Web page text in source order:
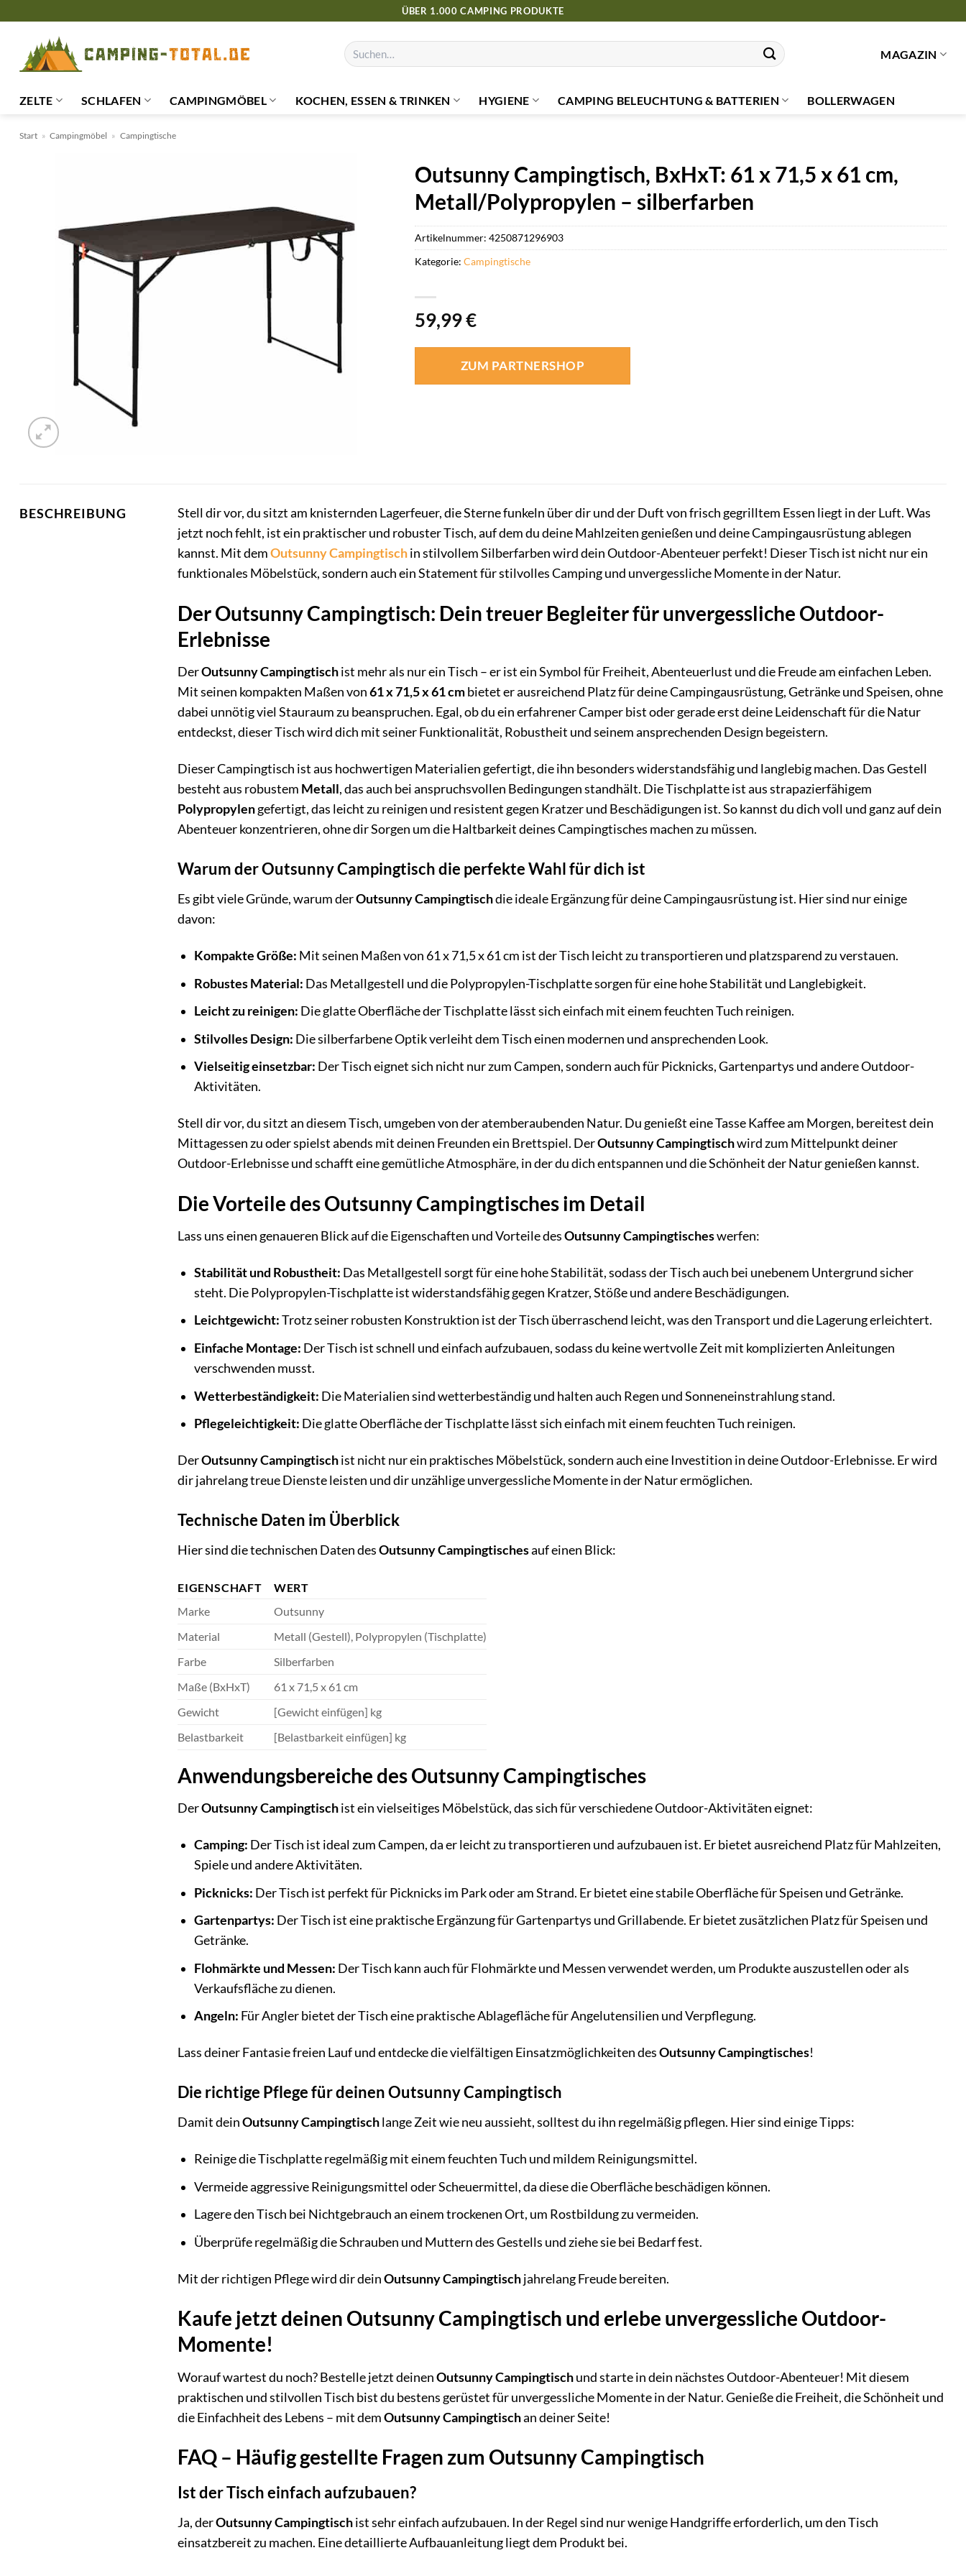
springen
ÜBER 1.000 CAMPING PRODUKTE
Suchen
nach:
MAGAZIN
ZELTE SCHLAFEN CAMPINGMÖBEL KOCHEN, ESSEN & TRINKEN HYGIENE CAMPING BELEUCHTUNG & BATTERIEN BOLLERWAGEN
Start » Campingmöbel » Campingtische
Outsunny Campingtisch, BxHxT: 61 x 71,5 x 61 cm,
Metall/Polypropylen – silberfarben
59,99€
ZUM PARTNERSHOP
Artikelnummer: 4250871296903
Kategorie: Campingtische
BESCHREIBUNG
Stell dir vor, du sitzt am knisternden Lagerfeuer, die Sterne funkeln über dir und der Duft von frisch gegrilltem Essen liegt in der Luft. Was
jetzt noch fehlt, ist ein praktischer und robuster Tisch, auf dem du deine Mahlzeiten genießen und deine Campingausrüstung ablegen
kannst. Mit demOutsunnyCampingtischin stilvollem Silberfarben wird dein Outdoor-Abenteuer perfekt! Dieser Tisch ist nicht nur ein
funktionales Möbelstück, sondern auch ein Statement für stilvolles Camping und unvergessliche Momente in der Natur.
Der Outsunny Campingtisch: Dein treuer Begleiter für unvergessliche Outdoor-
Erlebnisse
DerOutsunny Campingtischist mehr als nur ein Tisch – er ist ein Symbol für Freiheit, Abenteuerlust und die Freude am einfachen Leben.
Mit seinen kompakten Maßen von61 x 71,5 x 61 cmbietet er ausreichend Platz für deine Campingausrüstung, Getränke und Speisen, ohne
dabei unnötig viel Stauraum zu beanspruchen. Egal, ob du ein erfahrener Camper bist oder gerade erst deine Leidenschaft für die Natur
entdeckst, dieser Tisch wird dich mit seiner Funktionalität, Robustheit und seinem ansprechenden Design begeistern.
Dieser Campingtisch ist aus hochwertigen Materialien gefertigt, die ihn besonders widerstandsfähig und langlebig machen. Das Gestell
besteht aus robustem Metall, das auch bei anspruchsvollen Bedingungen standhält. Die Tischplatte ist aus strapazierfähigem
Polypropylengefertigt, das leicht zu reinigen und resistent gegen Kratzer und Beschädigungen ist. So kannst du dich voll und ganz auf dein
Abenteuer konzentrieren, ohne dir Sorgen um die Haltbarkeit deines Campingtisches machen zu müssen.
Warum der Outsunny Campingtisch die perfekte Wahl für dich ist
Es gibt viele Gründe, warum derOutsunny Campingtischdie ideale Ergänzung für deine Campingausrüstung ist. Hier sind nur einige
davon:
Kompakte Größe: Mit seinen Maßen von 61 x 71,5 x 61 cm ist der Tisch leicht zu transportieren und platzsparend zu verstauen.
Robustes Material: Das Metallgestell und die Polypropylen-Tischplatte sorgen für eine hohe Stabilität und Langlebigkeit.
Leicht zu reinigen: Die glatte Oberfläche der Tischplatte lässt sich einfach mit einem feuchten Tuch reinigen.
Stilvolles Design: Die silberfarbene Optik verleiht dem Tisch einen modernen und ansprechenden Look.
Vielseitig einsetzbar: Der Tisch eignet sich nicht nur zum Campen, sondern auch für Picknicks, Gartenpartys und andere Outdoor-
Aktivitäten.
Stell dir vor, du sitzt an diesem Tisch, umgeben von der atemberaubenden Natur. Du genießt eine Tasse Kaffee am Morgen, bereitest dein
Mittagessen zu oder spielst abends mit deinen Freunden ein Brettspiel. DerOutsunny Campingtischwird zum Mittelpunkt deiner
Outdoor-Erlebnisse und schafft eine gemütliche Atmosphäre, in der du dich entspannen und die Schönheit der Natur genießen kannst.
Die Vorteile des Outsunny Campingtisches im Detail
Lass uns einen genaueren Blick auf die Eigenschaften und Vorteile desOutsunny Campingtischeswerfen:
Stabilität und Robustheit: Das Metallgestell sorgt für eine hohe Stabilität, sodass der Tisch auch bei unebenem Untergrund sicher
steht. Die Polypropylen-Tischplatte ist widerstandsfähig gegen Kratzer, Stöße und andere Beschädigungen.
Leichtgewicht:Trotz seiner robusten Konstruktion ist der Tisch überraschend leicht, was den Transport und die Lagerung erleichtert.
Einfache Montage: Der Tisch ist schnell und einfach aufzubauen, sodass du keine wertvolle Zeit mit komplizierten Anleitungen
verschwenden musst.
Wetterbeständigkeit: Die Materialien sind wetterbeständig und halten auch Regen und Sonneneinstrahlung stand.
Pflegeleichtigkeit: Die glatte Oberfläche der Tischplatte lässt sich einfach mit einem feuchten Tuch reinigen.
DerOutsunny Campingtischist nicht nur ein praktisches Möbelstück, sondern auch eine Investition in deine Outdoor-Erlebnisse. Er wird
dir jahrelang treue Dienste leisten und dir unzählige unvergessliche Momente in der Natur ermöglichen.
Technische Daten im Überblick
Hier sind die technischen Daten desOutsunny Campingtischesauf einen Blick:
EIGENSCHAFT
WERT
Marke
Outsunny
Material
Metall (Gestell), Polypropylen (Tischplatte)
Farbe
Silberfarben
Maße (BxHxT)
61 x 71,5 x 61 cm
Gewicht
[Gewicht einfügen] kg
Belastbarkeit
[Belastbarkeit einfügen] kg
Anwendungsbereiche des Outsunny Campingtisches
DerOutsunny Campingtischist ein vielseitiges Möbelstück, das sich für verschiedene Outdoor-Aktivitäten eignet:
Camping: Der Tisch ist ideal zum Campen, da er leicht zu transportieren und aufzubauen ist. Er bietet ausreichend Platz für Mahlzeiten,
Spiele und andere Aktivitäten.
Picknicks: Der Tisch ist perfekt für Picknicks im Park oder am Strand. Er bietet eine stabile Oberfläche für Speisen und Getränke.
Gartenpartys: Der Tisch ist eine praktische Ergänzung für Gartenpartys und Grillabende. Er bietet zusätzlichen Platz für Speisen und
Getränke.
Flohmärkte und Messen: Der Tisch kann auch für Flohmärkte und Messen verwendet werden, um Produkte auszustellen oder als
Verkaufsfläche zu dienen.
Angeln: Für Angler bietet der Tisch eine praktische Ablagefläche für Angelutensilien und Verpflegung.
Lass deiner Fantasie freien Lauf und entdecke die vielfältigen Einsatzmöglichkeiten desOutsunny Campingtisches!
Die richtige Pflege für deinen Outsunny Campingtisch
Damit deinOutsunny Campingtischlange Zeit wie neu aussieht, solltest du ihn regelmäßig pflegen. Hier sind einige Tipps:
Reinige die Tischplatte regelmäßig mit einem feuchten Tuch und mildem Reinigungsmittel.
Vermeide aggressive Reinigungsmittel oder Scheuermittel, da diese die Oberfläche beschädigen können.
Lagere den Tisch bei Nichtgebrauch an einem trockenen Ort, um Rostbildung zu vermeiden.
Überprüfe regelmäßig die Schrauben und Muttern des Gestells und ziehe sie bei Bedarf fest.
Mit der richtigen Pflege wird dir deinOutsunny Campingtischjahrelang Freude bereiten.
Kaufe jetzt deinen Outsunny Campingtisch und erlebe unvergessliche Outdoor-
Momente!
Worauf wartest du noch? Bestelle jetzt deinenOutsunny Campingtischund starte in dein nächstes Outdoor-Abenteuer! Mit diesem
praktischen und stilvollen Tisch bist du bestens gerüstet für unvergessliche Momente in der Natur. Genieße die Freiheit, die Schönheit und
die Einfachheit des Lebens – mit demOutsunny Campingtischan deiner Seite!
FAQ – Häufig gestellte Fragen zum Outsunny Campingtisch
Ist der Tisch einfach aufzubauen?
Ja, derOutsunny Campingtischist sehr einfach aufzubauen. In der Regel sind nur wenige Handgriffe erforderlich, um den Tisch
einsatzbereit zu machen. Eine detaillierte Aufbauanleitung liegt dem Produkt bei.